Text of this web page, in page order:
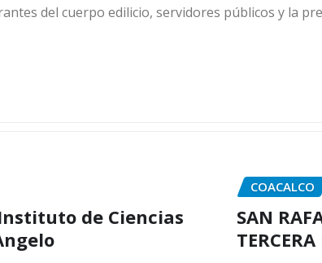
del cuerpo edilicio, servidores públicos y la
de Ciencias
COACALCO
SAN